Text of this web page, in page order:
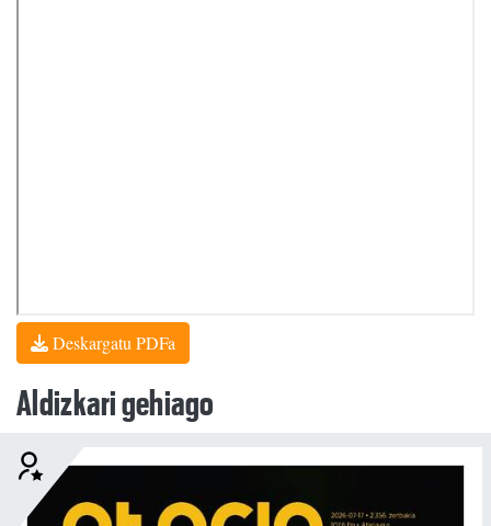
Deskargatu PDFa
Aldizkari gehiago